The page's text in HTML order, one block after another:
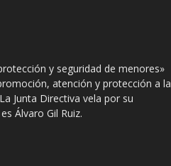
y seguridad de menores»
atención y protección a la
Junta Directiva vela por su
Álvaro Gil Ruiz.